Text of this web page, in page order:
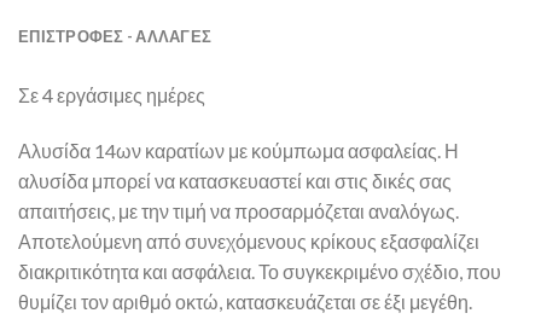
ΕΠΙΣΤΡΟΦΕΣ - ΑΛΛΑΓΕΣ
Σε 4 εργάσιμες ημέρες
Αλυσίδα 14ων καρατίων με κούμπωμα ασφαλείας. Η
αλυσίδα μπορεί να κατασκευαστεί και στις δικές σας
απαιτήσεις, με την τιμή να προσαρμόζεται αναλόγως.
Αποτελούμενη από συνεχόμενους κρίκους εξασφαλίζει
διακριτικότητα και ασφάλεια. Το συγκεκριμένο σχέδιο, που
θυμίζει τον αριθμό οκτώ, κατασκευάζεται σε έξι μεγέθη.